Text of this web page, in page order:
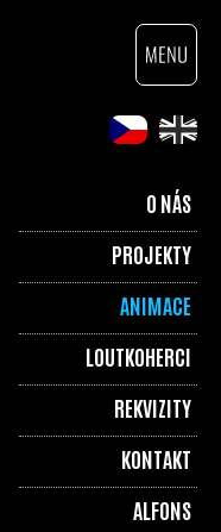
O NÁS
PROJEKTY
ANIMACE
LOUTKOHERCI
REKVIZITY
KONTAKT
ALFONS